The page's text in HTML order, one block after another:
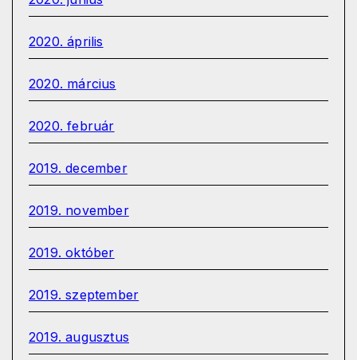
2020. április
2020. március
2020. február
2019. december
2019. november
2019. október
2019. szeptember
2019. augusztus